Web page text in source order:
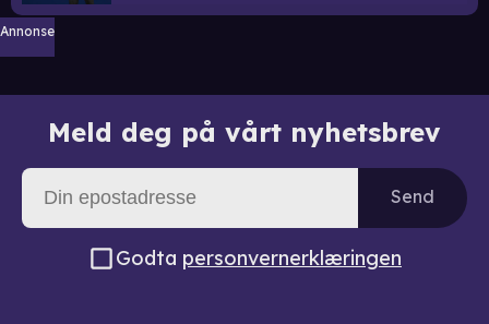
Annonse
Meld deg på vårt nyhetsbrev
Send
Godta personvernerklæringen